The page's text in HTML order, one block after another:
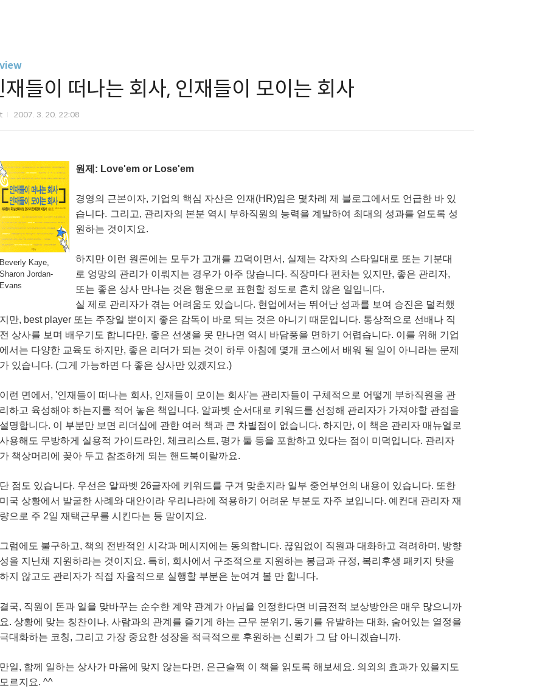
재들이 떠나는 회사, 인재들이 모이는 회사
2007. 3. 20. 22:08
Kaye,
Jordan-
원제: Love'em or Lose'em
경영의 근본이자, 기업의 핵심 자산은 인재(HR)임은 몇차례 제 블로그에서도 언급한 바 있
습니다. 그리고, 관리자의 본분 역시 부하직원의 능력을 계발하여 최대의 성과를 얻도록 성
원하는 것이지요.
하지만 이런 원론에는 모두가 고개를 끄덕이면서, 실제는 각자의 스타일대로 또는 기분대
로 엉망의 관리가 이뤄지는 경우가 아주 많습니다. 직장마다 편차는 있지만, 좋은 관리자,
또는 좋은 상사 만나는 것은 행운으로 표현할 정도로 흔치 않은 일입니다.
실 제로 관리자가 겪는 어려움도 있습니다. 현업에서는 뛰어난 성과를 보여 승진은 덜컥했
만, best player 또는 주장일 뿐이지 좋은 감독이 바로 되는 것은 아니기 때문입니다. 통상적으로 선배나 직
상사를 보며 배우기도 합니다만, 좋은 선생을 못 만나면 역시 바담풍을 면하기 어렵습니다. 이를 위해 기업
서는 다양한 교육도 하지만, 좋은 리더가 되는 것이 하루 아침에 몇개 코스에서 배워 될 일이 아니라는 문제
있습니다. (그게 가능하면 다 좋은 상사만 있겠지요.)
런 면에서, '인재들이 떠나는 회사, 인재들이 모이는 회사'는 관리자들이 구체적으로 어떻게 부하직원을 관
하고 육성해야 하는지를 적어 놓은 책입니다. 알파벳 순서대로 키워드를 선정해 관리자가 가져야할 관점을
명합니다. 이 부분만 보면 리더십에 관한 여러 책과 큰 차별점이 없습니다. 하지만, 이 책은 관리자 매뉴얼로
용해도 무방하게 실용적 가이드라인, 체크리스트, 평가 툴 등을 포함하고 있다는 점이 미덕입니다. 관리자
책상머리에 꽂아 두고 참조하게 되는 핸드북이랄까요.
점도 있습니다. 우선은 알파벳 26글자에 키워드를 구겨 맞춘지라 일부 중언부언의 내용이 있습니다. 또한
국 상황에서 발굴한 사례와 대안이라 우리나라에 적용하기 어려운 부분도 자주 보입니다. 예컨대 관리자 재
으로 주 2일 재택근무를 시킨다는 등 말이지요.
럼에도 불구하고, 책의 전반적인 시각과 메시지에는 동의합니다. 끊임없이 직원과 대화하고 격려하며, 방향
을 지닌채 지원하라는 것이지요. 특히, 회사에서 구조적으로 지원하는 봉급과 규정, 복리후생 패키지 탓을
지 않고도 관리자가 직접 자율적으로 실행할 부분은 눈여겨 볼 만 합니다.
국, 직원이 돈과 일을 맞바꾸는 순수한 계약 관계가 아님을 인정한다면 비금전적 보상방안은 매우 많으니까
. 상황에 맞는 칭찬이나, 사람과의 관계를 즐기게 하는 근무 분위기, 동기를 유발하는 대화, 숨어있는 열정을
대화하는 코칭, 그리고 가장 중요한 성장을 적극적으로 후원하는 신뢰가 그 답 아니겠습니까.
일, 함께 일하는 상사가 마음에 맞지 않는다면, 은근슬쩍 이 책을 읽도록 해보세요. 의외의 효과가 있을지도
르지요. ^^